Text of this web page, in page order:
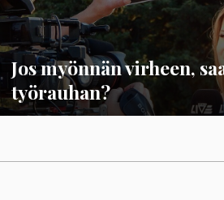
Jos myönnän virheen,
työrauhan?